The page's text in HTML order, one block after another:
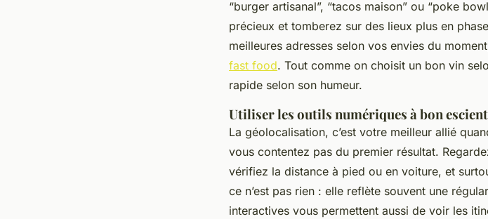
“burger artisanal”, “tacos maison” ou “poke
précieux et tomberez sur des lieux plus en
meilleures adresses selon vos envies du
fast food. Tout comme on choisit un bon vin
rapide selon son humeur.
Utiliser les outils numériques à bon escient
La géolocalisation, c’est votre meilleur allié
vous contentez pas du premier résultat.
vérifiez la distance à pied ou en voiture, et
ce n’est pas rien : elle reflète souvent une
interactives vous permettent aussi de voir les